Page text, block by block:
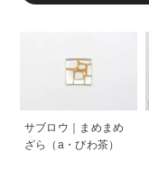
サブロウ｜まめまめ
ざら（a・びわ茶）